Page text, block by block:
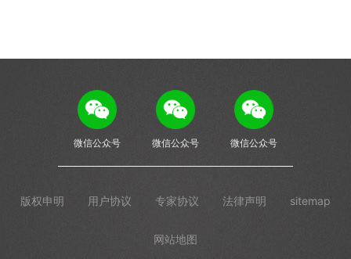
微信公众号 微信公众号 微信公众号
版权申明 用户协议 专家协议 法律声明 sitemap
网站地图